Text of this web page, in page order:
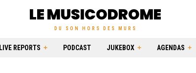
LE MUSICODROME
DU SON HORS DES MURS
LIVE REPORTS PODCAST JUKEBOX AGENDAS